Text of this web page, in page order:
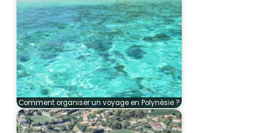
Comment organiser un voyage en Polynésie ?